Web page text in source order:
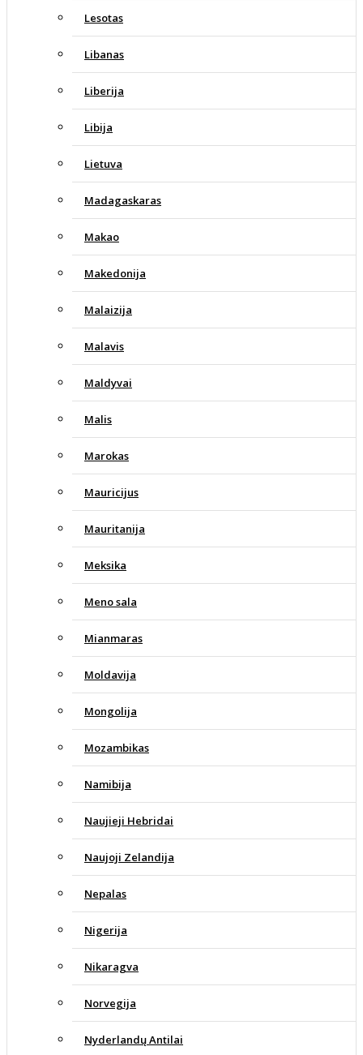
Lesotas
Libanas
Liberija
Libija
Lietuva
Madagaskaras
Makao
Makedonija
Malaizija
Malavis
Maldyvai
Malis
Marokas
Mauricijus
Mauritanija
Meksika
Meno sala
Mianmaras
Moldavija
Mongolija
Mozambikas
Namibija
Naujieji Hebridai
Naujoji Zelandija
Nepalas
Nigerija
Nikaragva
Norvegija
Nyderlandų Antilai